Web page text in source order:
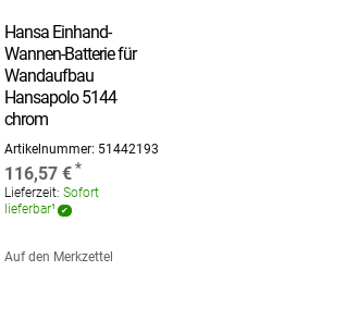
Hansa Einhand-
Wannen-Batterie für
Wandaufbau
Hansapolo 5144
chrom
Artikelnummer: 51442193
116,57 €
Lieferzeit: Sofort
lieferbar¹
Auf den Merkzettel